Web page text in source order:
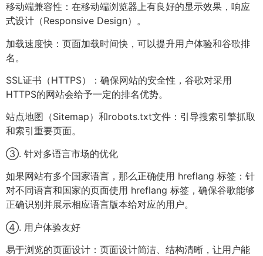
移动端兼容性：在移动端浏览器上有良好的显示效果，响应
式设计（Responsive Design）。
加载速度快：页面加载时间快，可以提升用户体验和谷歌排
名。
SSL证书（HTTPS）：确保网站的安全性，谷歌对采用
HTTPS的网站会给予一定的排名优势。
站点地图（Sitemap）和robots.txt文件：引导搜索引擎抓取
和索引重要页面。
③. 针对多语言市场的优化
如果网站有多个国家语言，那么正确使用 hreflang 标签：针
对不同语言和国家的页面使用 hreflang 标签，确保谷歌能够
正确识别并展示相应语言版本给对应的用户。
④. 用户体验友好
易于浏览的页面设计：页面设计简洁、结构清晰，让用户能